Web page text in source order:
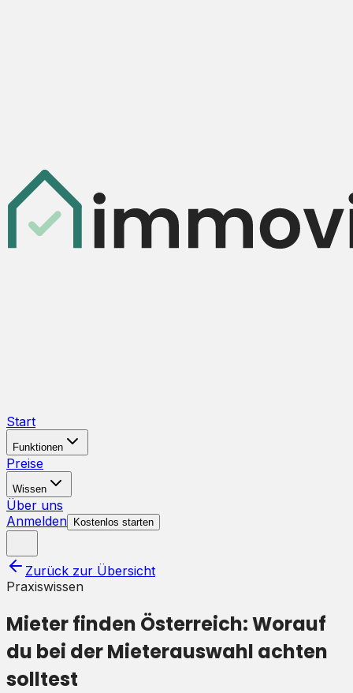
Start
Funktionen
Preise
Wissen
Über uns
Anmelden
Kostenlos starten
Zurück zur Übersicht
Praxiswissen
Mieter finden Österreich: Worauf
du bei der Mieterauswahl achten
solltest